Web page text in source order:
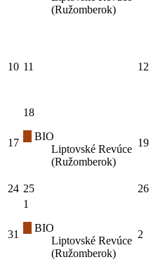
(Ružomberok)
10 11 12
17
18
BIO
Liptovské Revúce
(Ružomberok)
19
24 25 26
31
1
BIO
Liptovské Revúce
(Ružomberok)
2